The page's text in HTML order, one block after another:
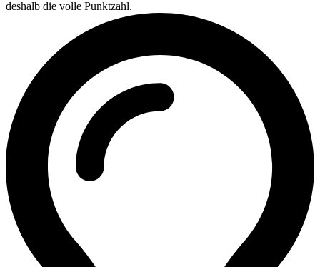
deshalb die volle Punktzahl.